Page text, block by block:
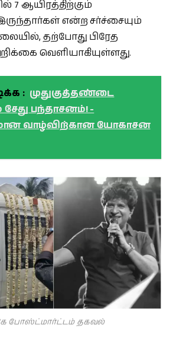
7 ஆயிரத்திற்கும்
என்ற சர்ச்சையும்
தற்போது பிரேத
வெளியாகியுள்ளது.
: முதுகுத்தண்டை
சேது பந்தாசனம்! -
வாழ்விற்கான யோகாசன
போஸ்ட்மார்ட்டம் தகவல்